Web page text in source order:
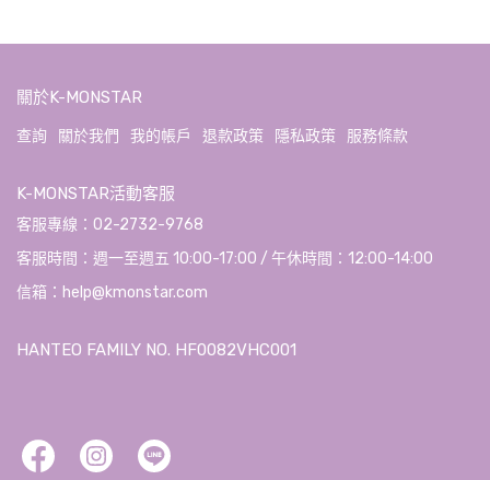
關於K-MONSTAR
查詢 關於我們 我的帳戶 退款政策 隱私政策 服務條款
K-MONSTAR活動客服
客服專線：02-2732-9768
客服時間：週一至週五 10:00-17:00 / 午休時間：12:00-14:00
信箱：help@kmonstar.com
HANTEO FAMILY NO. HF0082VHC001